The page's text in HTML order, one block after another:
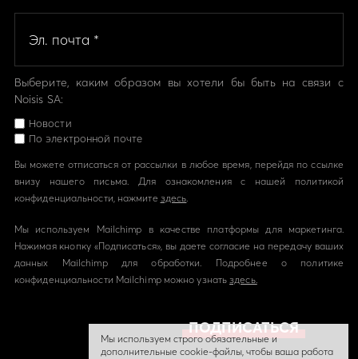
Выберите, каким образом вы хотели бы быть на связи с
Noisis SA:
Новости
По электронной почте
Вы можете отписаться от рассылки в любое время, перейдя по ссылке
внизу нашего письма. Для ознакомления с нашей политикой
конфиденциальности, нажмите здесь.
Мы используем Mailchimp в качестве платформы для маркетинга.
Нажимая кнопку «Подписаться», вы даете согласие на передачу ваших
данных Mailchimp для обработки. Подробнее о политике
конфиденциальности Mailchimp можно узнатьздесь.
Мы используем строго обязательные и
дополнительные cookie-файлы, чтобы ваша работа